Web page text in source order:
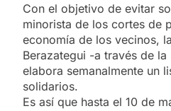
Con el objetivo de evitar
minorista de los cortes de
economía de los vecinos,
Berazategui -a través de
elabora semanalmente un
solidarios.
Es así que hasta el 10 de